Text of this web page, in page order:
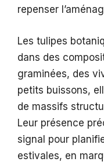
repenser
Les tulipes
dans des
graminées, des
petits buissons,
de massifs
Leur présence
signal pour
estivales, en